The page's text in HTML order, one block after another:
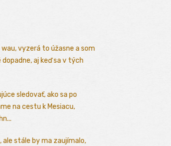
vyzerá to úžasne a som
aj keď sa v tých
sledovať, ako sa po
na cestu k Mesiacu,
ale stále by ma zaujímalo,